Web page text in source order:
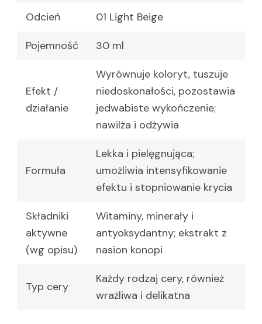
Odcień 01 Light Beige
Pojemność 30 ml
Efekt /
działanie
Wyrównuje koloryt, tuszuje
niedoskonałości, pozostawia
jedwabiste wykończenie;
nawilża i odżywia
Formuła
Lekka i pielęgnująca;
umożliwia intensyfikowanie
efektu i stopniowanie krycia
Składniki
aktywne
(wg opisu)
Witaminy, minerały i
antyoksydantny; ekstrakt z
nasion konopi
Typ cery
Każdy rodzaj cery, również
wrażliwa i delikatna